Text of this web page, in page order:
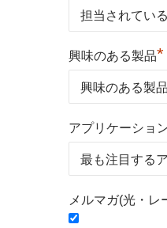
興味のある製品*
アプリケーショ
メルマガ(光・レ